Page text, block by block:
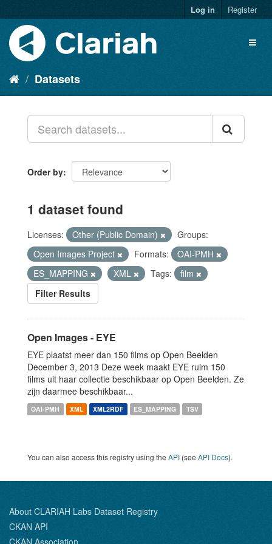
Log in Register
Datasets
Order by
1 dataset found
Licenses: Other (Public Domain)
Groups:
Open Images Project
Formats:
OAI-PMH
ES_MAPPING
XML Tags:
film
Filter Results
Open Images - EYE
EYE plaatst meer dan 150 films op Open Beelden
December 3, 2013 Deze week maakt EYE ruim 150
films uit haar collectie beschikbaar op Open Beelden. Ze
zijn daarmee beschikbaar...
OAI-PMH XML XML2RDF ES_MAPPING TSV
You can also access this registry using the API (see API Docs).
About CLARIAH Labs Dataset Registry
CKAN API
CKAN Association